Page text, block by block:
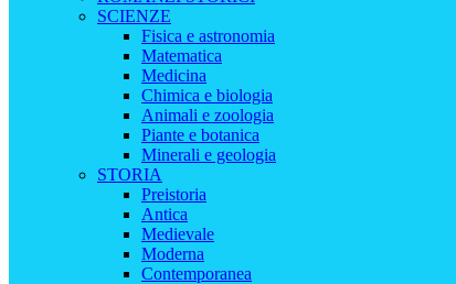
SCIENZE
Fisica e astronomia
Matematica
Medicina
Chimica e biologia
Animali e zoologia
Piante e botanica
Minerali e geologia
STORIA
Preistoria
Antica
Medievale
Moderna
Contemporanea